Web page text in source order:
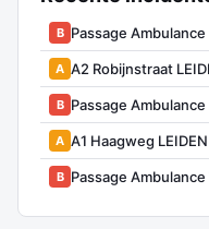
B Passage
A A2 Robijnstraat
B Passage
A A1 Haagweg
B Passage